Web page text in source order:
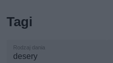
Tagi
desery